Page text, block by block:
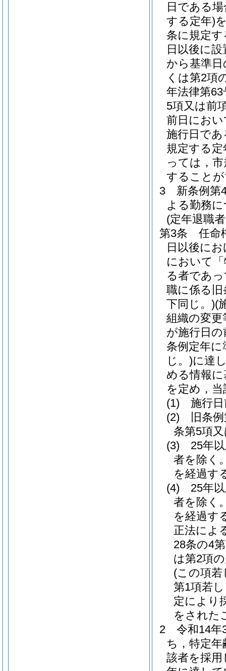
日である
する定年)
条に規定
日以後に
から基準
くは第2項
年法律第
5項又は前
前日にお
施行日で
規定する定
っては，
すること
3
新条例第
よる勤務
(定年退職
第3条
任命
日以後に
において
る者であ
職に係る旧
下同じ。)(
組織の変
が施行日
条例定年
じ。)に達
める情報
を定め，
(1)
施行
(2)
旧条
条第5項
(3)
25年
者を除く
を経過す
(4)
25年
者を除く
を経過す
正法によ
28条の4
は第2項
(この項若
第1項若
定により
をされた
2
令和14年
ち，特定
該者を採